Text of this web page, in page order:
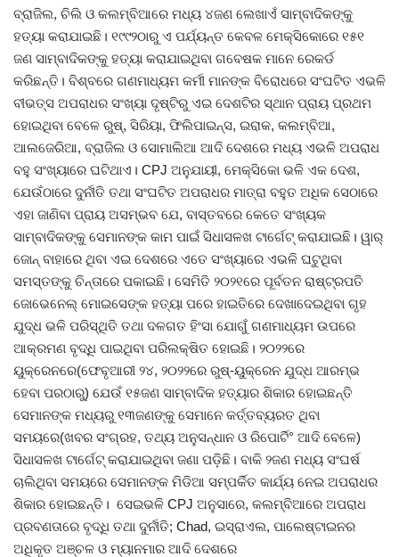
ବ୍ରାଜିଲ, ଚିଲି ଓ କଲମ୍ବିଆରେ ମଧ୍ୟ ୪ଜଣ ଲେଖାଏଁ ସାମ୍ବାଦିକଙ୍କୁ
ହତ୍ୟା କରାଯାଇଛି। ୧୯୯୨ଠାରୁ ଏ ପର୍ଯ୍ୟନ୍ତ କେବଳ ମେକ୍ସିକୋରେ ୧୫୧
ଜଣ ସାମ୍ବାଦିକଙ୍କୁ ହତ୍ୟା କରାଯାଇଥିବା ଗବେଷକ ମାନେ ରେକର୍ଡ
କରିଛନ୍ତି। ବିଶ୍ବରେ ଗଣମାଧ୍ୟମ କର୍ମୀ ମାନଙ୍କ ବିରୋଧରେ ସଂଘଟିତ ଏଭଳି
ବୀଭତ୍ସ ଅପରାଧର ସଂଖ୍ୟା ଦୃଷ୍ଟିରୁ ଏଇ ଦେଶଟିର ସ୍ଥାନ ପ୍ରାୟ ପ୍ରଥମ
ହୋଇଥିବା ବେଳେ ରୁଷ୍, ସିରିୟା, ଫିଲିପାଇନ୍ସ, ଇରାକ, କଲମ୍ବିଆ,
ଆଲଜେରିଆ, ବ୍ରାଜିଲ ଓ ସୋମାଲିଆ ଆଦି ଦେଶରେ ମଧ୍ୟ ଏଭଳି ଅପରାଧ
ବହୁ ସଂଖ୍ୟାରେ ଘଟିଥାଏ। CPJ ଅନୁଯାୟୀ, ମେକ୍ସିକୋ ଭଳି ଏକ ଦେଶ,
ଯେଉଁଠାରେ ଦୁର୍ନୀତି ତଥା ସଂଘଟିତ ଅପରାଧର ମାତ୍ରା ବହୁତ ଅଧିକ ସେଠାରେ
ଏହା ଜାଣିବା ପ୍ରାୟ ଅସମ୍ଭବ ଯେ, ବାସ୍ତବରେ କେତେ ସଂଖ୍ୟକ
ସାମ୍ବାଦିକଙ୍କୁ ସେମାନଙ୍କ କାମ ପାଇଁ ସିଧାସଳଖ ଟାର୍ଗେଟ୍ କରାଯାଇଛି। ୱାର୍
ଜୋନ୍ ବାହାରେ ଥିବା ଏଇ ଦେଶରେ ଏତେ ସଂଖ୍ୟାରେ ଏଭଳି ଘଟୁଥିବା
ସମସ୍ତଙ୍କୁ ଚିନ୍ତାରେ ପକାଇଛି। ସେମିତି ୨୦୨୧ରେ ପୂର୍ବତନ ରାଷ୍ଟ୍ରପତି
ଜୋଭେନେଲ୍ ମୋଇସେଙ୍କ ହତ୍ୟା ପରେ ହାଇତିରେ ଦେଖାଦେଇଥିବା ଗୃହ
ଯୁଦ୍ଧ ଭଳି ପରିସ୍ଥିତି ତଥା ଦଳଗତ ହିଂସା ଯୋଗୁଁ ଗଣମାଧ୍ୟମ ଉପରେ
ଆକ୍ରମଣ ବୃଦ୍ଧି ପାଇଥିବା ପରିଲକ୍ଷିତ ହୋଇଛି। ୨୦୨୨ରେ
ୟୁକ୍ରେନରେ(ଫେବୃଆରୀ ୨୪, ୨୦୨୨ରେ ରୁଷ୍-ୟୁକ୍ରେନ ଯୁଦ୍ଧ ଆରମ୍ଭ
ହେବା ପରଠାରୁ) ଯେଉଁ ୧୫ଜଣ ସାମ୍ବାଦିକ ହତ୍ୟାର ଶିକାର ହୋଇଛନ୍ତି
ସେମାନଙ୍କ ମଧ୍ୟରୁ ୧୩ଜଣଙ୍କୁ ସେମାନେ କର୍ତ୍ତବ୍ୟରତ ଥିବା
ସମୟରେ(ଖବର ସଂଗ୍ରହ, ତଥ୍ୟ ଅନୁସନ୍ଧାନ ଓ ରିପୋର୍ଟି° ଆଦି ବେଳେ)
ସିଧାସଳଖ ଟାର୍ଗେଟ୍ କରାଯାଇଥିବା ଜଣା ପଡ଼ିଛି। ବାକି ୨ଜଣ ମଧ୍ୟ ସଂଘର୍ଷ
ଚାଲିଥିବା ସମୟରେ ସେମାନଙ୍କ ମିଡିଆ ସମ୍ପର୍କିତ କାର୍ଯ୍ୟ ନେଇ ଅପରାଧର
ଶିକାର ହୋଇଛନ୍ତି। ସେଇଭଳି CPJ ଅନୁସାରେ, କଲମ୍ବିଆରେ ଅପରାଧ
ପ୍ରବଣତାରେ ବୃଦ୍ଧି ତଥା ଦୁର୍ନୀତି; Chad, ଇସ୍ରାଏଲ, ପାଲେଷ୍ଟାଇନର
ଅଧିକୃତ ଅଞ୍ଚଳ ଓ ମ୍ୟାନମାର ଆଦି ଦେଶରେ